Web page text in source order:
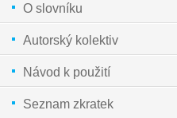
O slovníku
Autorský kolektiv
Návod k použití
Seznam zkratek